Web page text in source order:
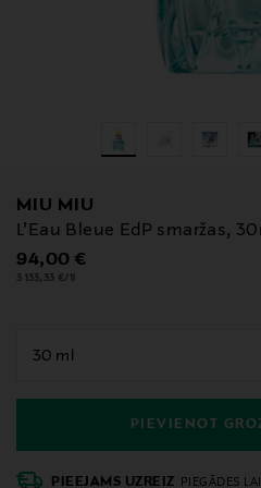
MIU MIU
L’Eau Bleue EdP smaržas,
Original Price
94,00 €
3 133,33 €/1l
PIEVIENOT
PIEEJAMS UZREIZ
PIEGĀDES